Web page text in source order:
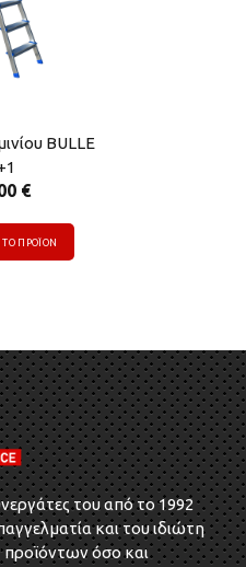
BULLE
€
ΤΟ ΠΡΟΪΟΝ
του από το 1992
και του ιδιώτη
όσο και